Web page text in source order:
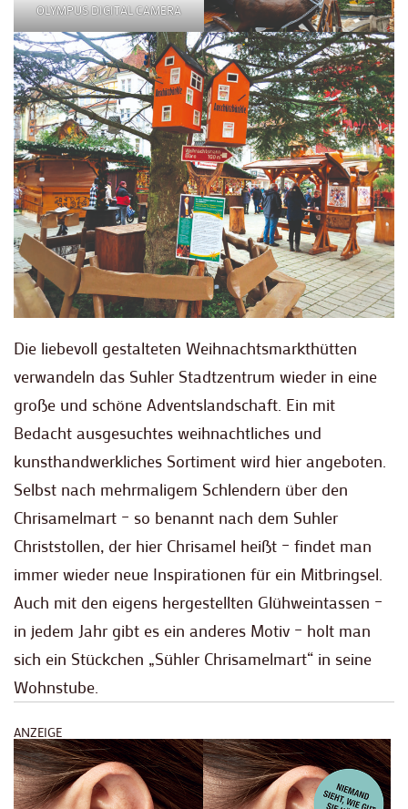
OLYMPUS DIGITAL CAMERA
Die liebevoll gestalteten Weihnachtsmarkthütten
verwandeln das Suhler Stadtzentrum wieder in eine
große und schöne Adventslandschaft. Ein mit
Bedacht ausgesuchtes weihnachtliches und
kunsthandwerkliches Sortiment wird hier angeboten.
Selbst nach mehrmaligem Schlendern über den
Chrisamelmart – so benannt nach dem Suhler
Christstollen, der hier Chrisamel heißt – findet man
immer wieder neue Inspirationen für ein Mitbringsel.
Auch mit den eigens hergestellten Glühweintassen –
in jedem Jahr gibt es ein anderes Motiv – holt man
sich ein Stückchen „Sühler Chrisamelmart“ in seine
Wohnstube.
ANZEIGE